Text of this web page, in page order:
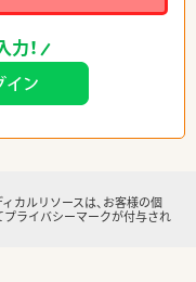
！
カルリソースは、お客様の個
ライバシーマークが付与され